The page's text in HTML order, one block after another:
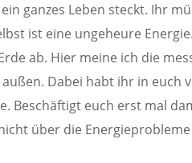
ganzes Leben steckt. Ihr
ist eine ungeheure
ab. Hier meine ich die
Dabei habt ihr in euch
Beschäftigt euch erst mal
über die